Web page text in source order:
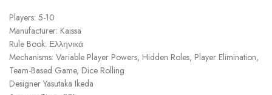
Players: 5-10
Manufacturer: Kaissa
Rule Book: Ελληνικά
Mechanisms: Variable Player Powers, Hidden Roles, Player Elimination,
Team-Based Game, Dice Rolling
Designer Yasutaka Ikeda